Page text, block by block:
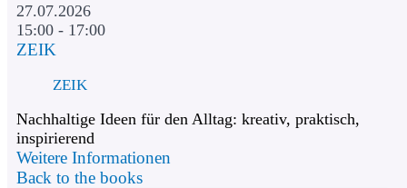
27.07.2026
15:00 - 17:00
ZEIK
ZEIK
Nachhaltige Ideen für den Alltag: kreativ, praktisch,
inspirierend
Weitere Informationen
Back to the books